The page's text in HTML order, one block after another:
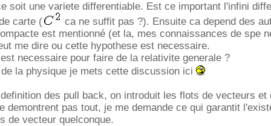
soit une variete differentiable. Est ce important l'infini
carte (
ca ne suffit pas ?). Ensuite ca depend des
est mentionné (et la, mes connaissances de spe
me dire ou cette hypothese est necessaire.
necessaire pour faire de la relativite generale ?
la physique je mets cette discussion ici
des pull back, on introduit les flots de vecteurs et
demontrent pas tout, je me demande ce qui garantit
de vecteur quelconque.